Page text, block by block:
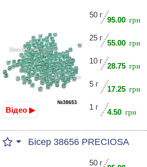
Відео ▶
50 г
95.00
25 г
55.00
10 г
28.75
5 г
17.25
1 г
4.50
Бісер 38656 PRECIOSA
50 г